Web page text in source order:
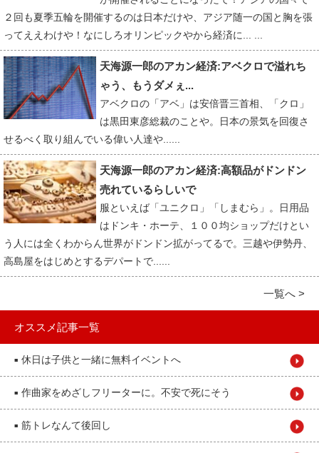
２回も夏季五輪を開催するのは日本だけや、アジア随一の国と胸を張
ってええわけや！なにしろオリンピックやから経済に... ...
天海源一郎のアカン経済:アベクロで溢れち
ゃう、もうダメぇ...
アベクロの「アベ」は安倍晋三首相、「クロ」
は黒田東彦総裁のことや。日本の景気を回復さ
せるべく取り組んでいる偉い人達や......
天海源一郎のアカン経済:高額品がドンドン
売れているらしいで
服といえば「ユニクロ」「しまむら」。日用品
はドンキ・ホーテ、１００均ショップだけとい
う人には全くわからん世界がドンドン拡がってるで。三越や伊勢丹、
高島屋をはじめとするデパートで......
一覧へ >
オススメ記事一覧
■ 休日は子供と一緒に無料イベントへ
■ 作曲家をめざしフリーターに。不安で死にそう
■ 筋トレなんて後回し